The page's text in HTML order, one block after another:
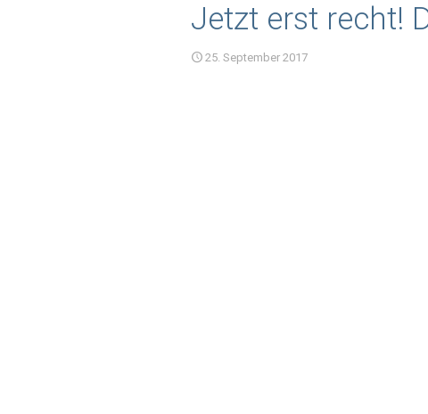
Jetzt erst recht!
25. September 2017